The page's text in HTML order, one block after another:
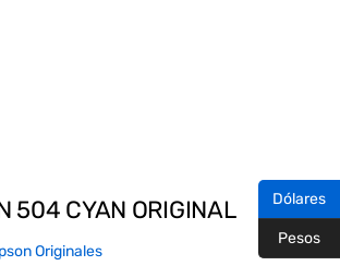
504 CYAN ORIGINAL
Originales
Dólares
Pesos